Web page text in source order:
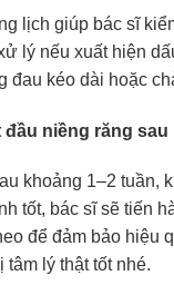
lịch giúp bác sĩ
lý nếu xuất hiện
đau kéo dài hoặc
đầu niềng răng sau
khoảng 1–2 tuần,
tốt, bác sĩ sẽ tiến
để đảm bảo hiệu
tâm lý thật tốt nhé.